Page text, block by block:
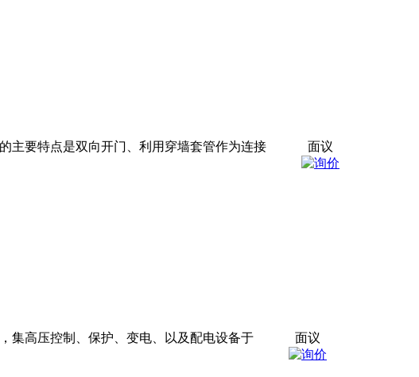
主要特点是双向开门、利用穿墙套管作为连接
面议
集高压控制、保护、变电、以及配电设备于
面议